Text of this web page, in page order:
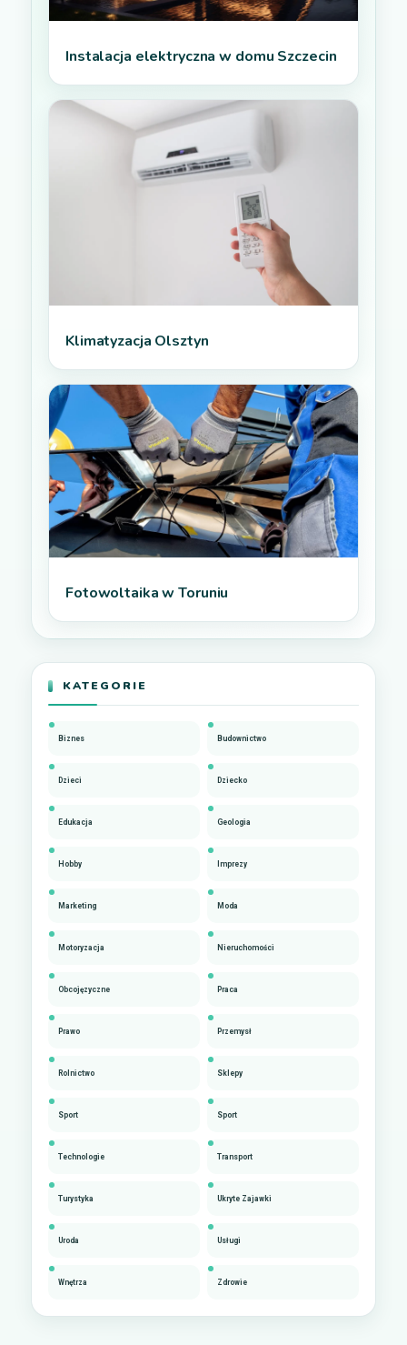
Instalacja elektryczna w domu Szczecin
Klimatyzacja Olsztyn
Fotowoltaika w Toruniu
KATEGORIE
Biznes Budownictwo
Dzieci Dziecko
Edukacja Geologia
Hobby Imprezy
Marketing Moda
Motoryzacja Nieruchomości
Obcojęzyczne Praca
Prawo Przemysł
Rolnictwo Sklepy
Sport Sport
Technologie Transport
Turystyka Ukryte Zajawki
Uroda Usługi
Wnętrza Zdrowie